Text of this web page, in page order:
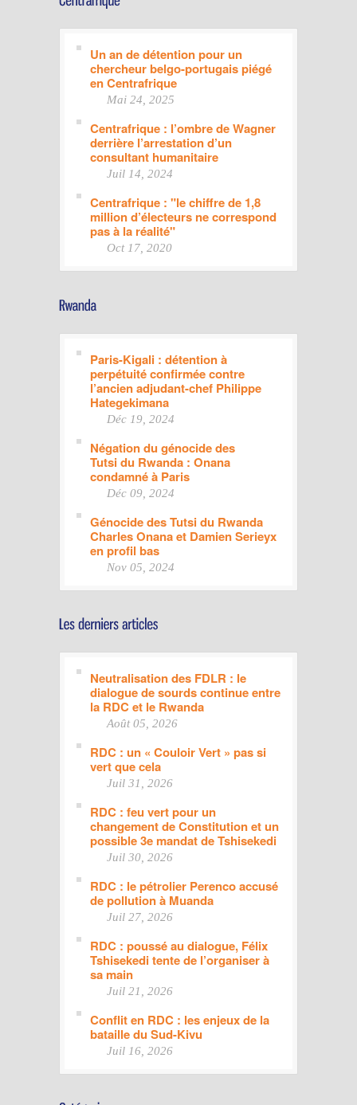
Un an de détention pour un
chercheur belgo-portugais piégé
en Centrafrique
Mai 24, 2025
Centrafrique : l’ombre de Wagner
derrière l’arrestation d’un
consultant humanitaire
Juil 14, 2024
Centrafrique : "le chiffre de 1,8
million d’électeurs ne correspond
pas à la réalité"
Oct 17, 2020
Paris-Kigali : détention à
perpétuité confirmée contre
l’ancien adjudant-chef Philippe
Hategekimana
Déc 19, 2024
Négation du génocide des
Tutsi du Rwanda : Onana
condamné à Paris
Déc 09, 2024
Génocide des Tutsi du Rwanda
Charles Onana et Damien Serieyx
en profil bas
Nov 05, 2024
Neutralisation des FDLR : le
dialogue de sourds continue entre
la RDC et le Rwanda
Août 05, 2026
RDC : un « Couloir Vert » pas si
vert que cela
Juil 31, 2026
RDC : feu vert pour un
changement de Constitution et un
possible 3e mandat de Tshisekedi
Juil 30, 2026
RDC : le pétrolier Perenco accusé
de pollution à Muanda
Juil 27, 2026
RDC : poussé au dialogue, Félix
Tshisekedi tente de l’organiser à
sa main
Juil 21, 2026
Conflit en RDC : les enjeux de la
bataille du Sud-Kivu
Juil 16, 2026